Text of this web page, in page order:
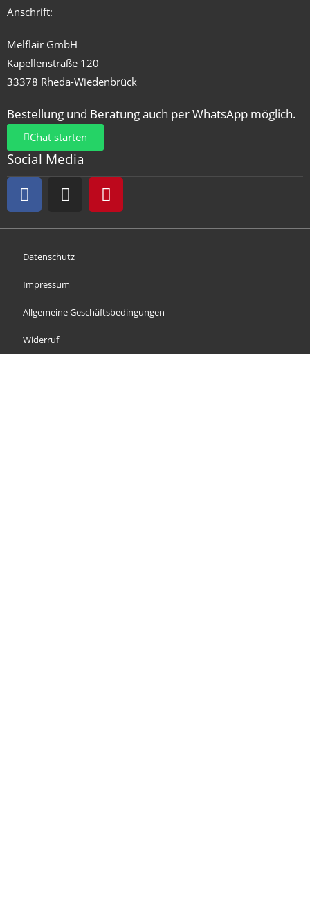
Anschrift:
Melflair GmbH
Kapellenstraße 120
33378 Rheda-Wiedenbrück
Bestellung und Beratung auch per WhatsApp möglich.
Chat starten
Social Media
Datenschutz
Impressum
Allgemeine Geschäftsbedingungen
Widerruf